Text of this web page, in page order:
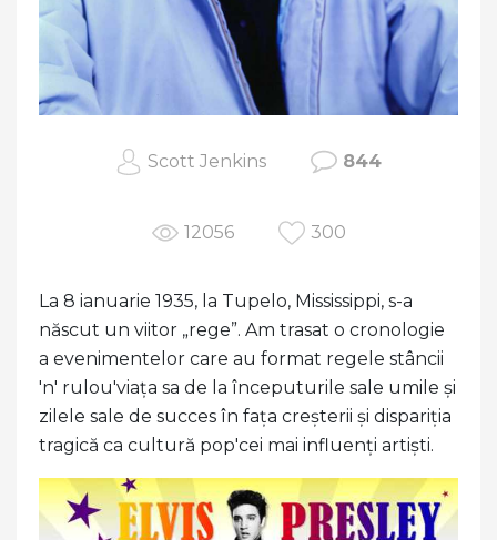
Scott Jenkins 844
12056 300
La 8 ianuarie 1935, la Tupelo, Mississippi, s-a
născut un viitor „rege”. Am trasat o cronologie
a evenimentelor care au format regele stâncii
'n' rulou'viața sa de la începuturile sale umile și
zilele sale de succes în fața creșterii și dispariția
tragică ca cultură pop'cei mai influenți artiști.